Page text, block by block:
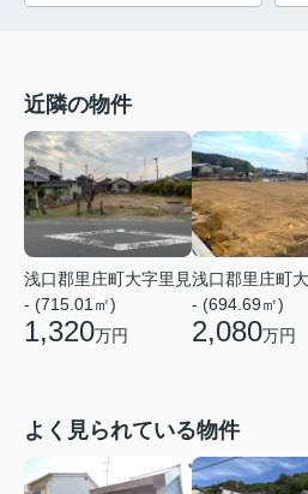
近隣の物件
浅口郡里庄町大字里見
- (715.01㎡)
1,320万円
浅口郡里庄町
- (694.69㎡)
2,080万円
よく見られている物件